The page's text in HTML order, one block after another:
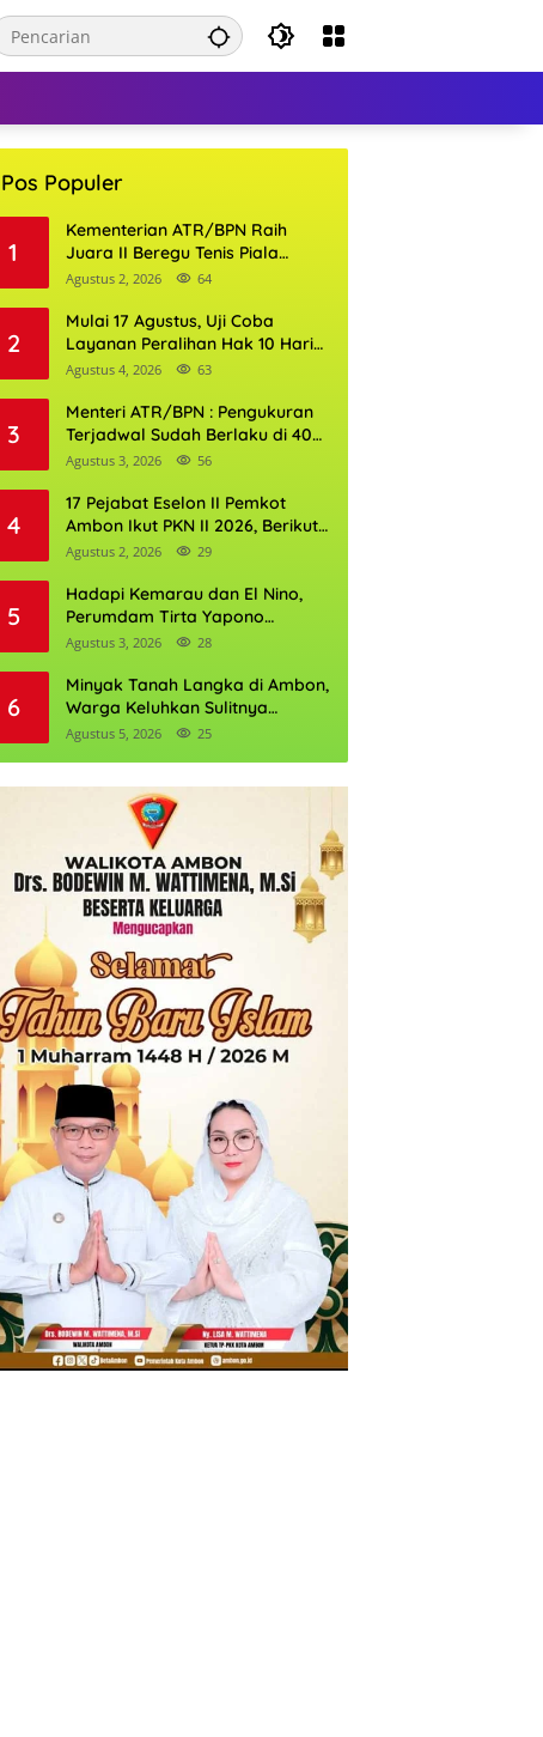
Pos Populer
1
Kementerian ATR/BPN Raih
Juara II Beregu Tenis Piala
Gubernur DKI Jakarta 2026
Agustus 2, 2026 64
2
Mulai 17 Agustus, Uji Coba
Layanan Peralihan Hak 10 Hari
di 15 Kantor Pertanahan
Agustus 4, 2026 63
3
Menteri ATR/BPN : Pengukuran
Terjadwal Sudah Berlaku di 400
Kantor Pertanahan
Agustus 3, 2026 56
4
17 Pejabat Eselon II Pemkot
Ambon Ikut PKN II 2026, Berikut
Daftarnya
Agustus 2, 2026 29
5
Hadapi Kemarau dan El Nino,
Perumdam Tirta Yapono
Perkuat Cadangan Air Ambon
Agustus 3, 2026 28
6
Minyak Tanah Langka di Ambon,
Warga Keluhkan Sulitnya
Mendapatkan Mitan
Agustus 5, 2026 25